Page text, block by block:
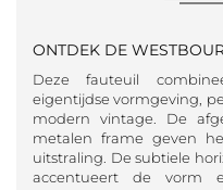
ONTDEK DE
Deze fauteuil
eigentijdse vormgeving,
modern vintage. De
metalen frame geven
uitstraling. De subtiele
accentueert de vorm